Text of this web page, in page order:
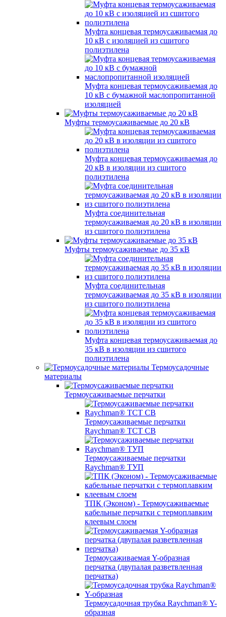
Муфта концевая термоусаживаемая до
10 кВ с изоляцией из сшитого
полиэтилена
Муфта концевая термоусаживаемая до
10 кВ с бумажной маслопропитанной
изоляцией
Муфты термоусаживаемые до 20 кВ
Муфта концевая термоусаживаемая до
20 кВ в изоляции из сшитого
полиэтилена
Муфта соединительная
термоусаживаемая до 20 кВ в изоляции
из сшитого полиэтилена
Муфты термоусаживаемые до 35 кВ
Муфта соединительная
термоусаживаемая до 35 кВ в изоляции
из сшитого полиэтилена
Муфта концевая термоусаживаемая до
35 кВ в изоляции из сшитого
полиэтилена
Термоусадочные
материалы
Термоусаживаемые перчатки
Термоусаживаемые перчатки
Raychman® TCT CB
Термоусаживаемые перчатки
Raychman® ТУП
ТПК (Эконом) - Термоусаживаемые
кабельные перчатки с термоплавким
клеевым слоем
Термоусаживаемая Y-образная
перчатка (двупалая разветвленная
перчатка)
Термоусадочная трубка Raychman® Y-
образная